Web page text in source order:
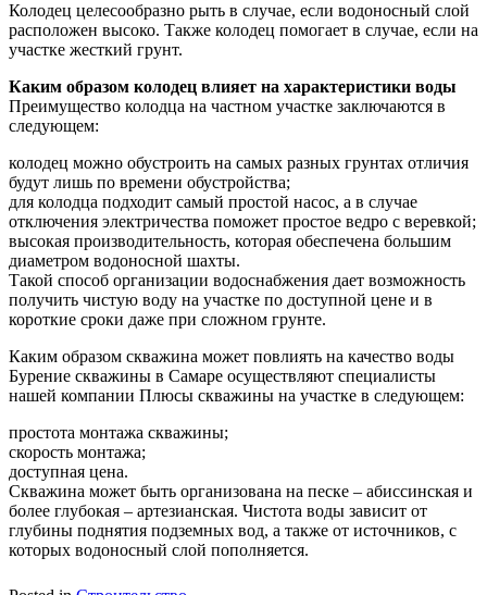
Колодец целесообразно рыть в случае, если водоносный слой
расположен высоко. Также колодец помогает в случае, если на
участке жесткий грунт.
Каким образом колодец влияет на характеристики воды
Преимущество колодца на частном участке заключаются в
следующем:
колодец можно обустроить на самых разных грунтах отличия
будут лишь по времени обустройства;
для колодца подходит самый простой насос, а в случае
отключения электричества поможет простое ведро с веревкой;
высокая производительность, которая обеспечена большим
диаметром водоносной шахты.
Такой способ организации водоснабжения дает возможность
получить чистую воду на участке по доступной цене и в
короткие сроки даже при сложном грунте.
Каким образом скважина может повлиять на качество воды
Бурение скважины в Самаре осуществляют специалисты
нашей компании Плюсы скважины на участке в следующем:
простота монтажа скважины;
скорость монтажа;
доступная цена.
Скважина может быть организована на песке – абиссинская и
более глубокая – артезианская. Чистота воды зависит от
глубины поднятия подземных вод, а также от источников, с
которых водоносный слой пополняется.